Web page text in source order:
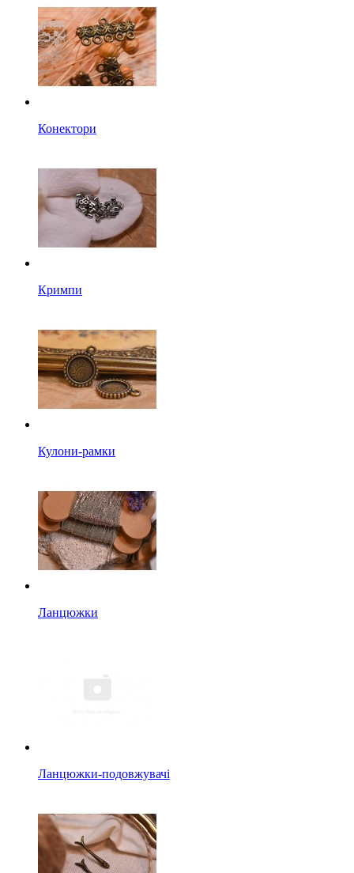
Конектори
Кримпи
Кулони-рамки
Ланцюжки
Ланцюжки-подовжувачі